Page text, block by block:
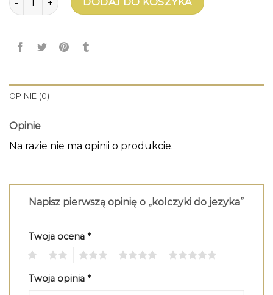
DODAJ DO KOSZYKA
OPINIE (0)
Opinie
Na razie nie ma opinii o produkcie.
Napisz pierwszą opinię o „kolczyki do jezyka”
Twoja ocena *
Twoja opinia *